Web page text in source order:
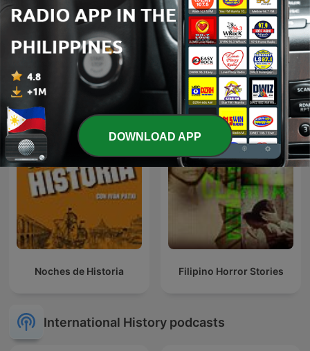
The Rest Is History Earthquake!
Noches de Historia Filipino Horror Stories
International History podcasts
DOWNLOAD APP